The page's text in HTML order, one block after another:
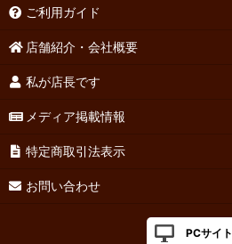
ご利用ガイド
店舗紹介・会社概要
私が店長です
メディア掲載情報
特定商取引法表示
お問い合わせ
PCサイト